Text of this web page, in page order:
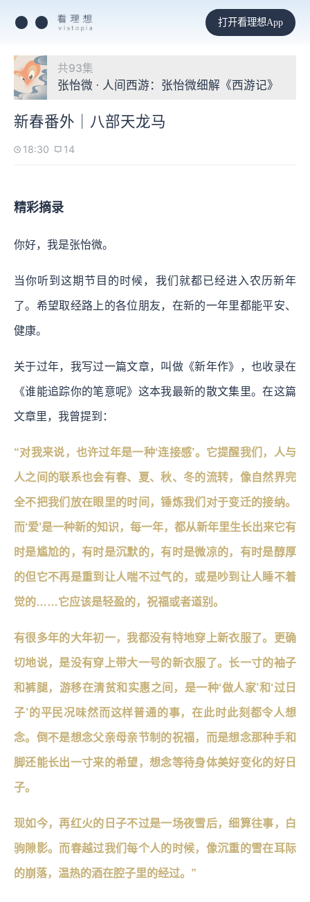
打开看理想App
共93集
张怡微 · 人间西游：张怡微细解《西游记》
新春番外｜八部天龙马
18:30 14
精彩摘录
你好，我是张怡微。
当你听到这期节目的时候，我们就都已经进入农历新年
了。希望取经路上的各位朋友，在新的一年里都能平安、
健康。
关于过年，我写过一篇文章，叫做《新年作》，也收录在
《谁能追踪你的笔意呢》这本我最新的散文集里。在这篇
文章里，我曾提到：
“对我来说，也许过年是一种‘连接感’。它提醒我们，人与
人之间的联系也会有春、夏、秋、冬的流转，像自然界完
全不把我们放在眼里的时间，锤炼我们对于变迁的接纳。
而‘爱’是一种新的知识，每一年，都从新年里生长出来它有
时是尴尬的，有时是沉默的，有时是微凉的，有时是醇厚
的但它不再是重到让人喘不过气的，或是吵到让人睡不着
觉的……它应该是轻盈的，祝福或者道别。
有很多年的大年初一，我都没有特地穿上新衣服了。更确
切地说，是没有穿上带大一号的新衣服了。长一寸的袖子
和裤腿，游移在清贫和实惠之间，是一种‘做人家’和‘过日
子’的平民况味然而这样普通的事，在此时此刻都令人想
念。倒不是想念父亲母亲节制的祝福，而是想念那种手和
脚还能长出一寸来的希望，想念等待身体美好变化的好日
子。
现如今，再红火的日子不过是一场夜雪后，细算往事，白
驹隙影。而春越过我们每个人的时候，像沉重的雪在耳际
的崩落，温热的酒在腔子里的经过。”